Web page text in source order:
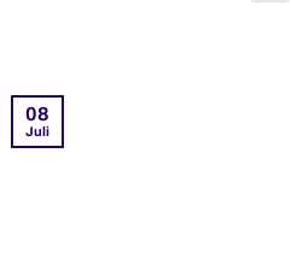
08
Juli